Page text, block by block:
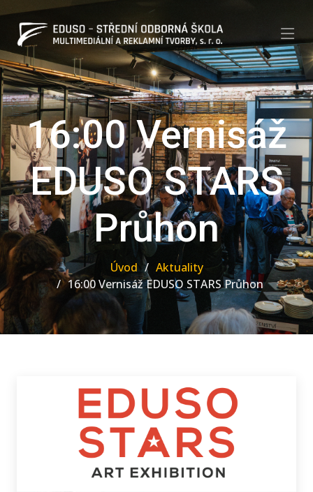
16:00 Vernisáž
EDUSO STARS
Průhon
Úvod
Aktuality
16:00 Vernisáž EDUSO STARS Průhon